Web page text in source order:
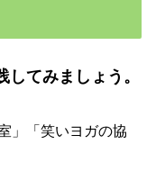
てみましょう。
」「笑いヨガの協